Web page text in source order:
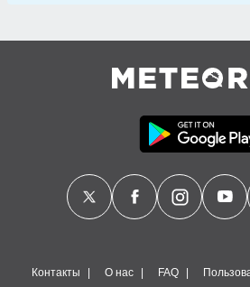
Контакты О нас FAQ